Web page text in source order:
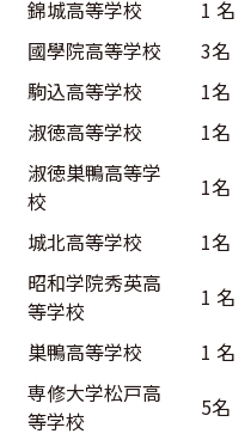
錦城高等学校
1 名
國學院高等学校
3名
駒込高等学校
1名
淑徳高等学校
1名
淑徳巣鴨高等学
校
1名
城北高等学校
1名
昭和学院秀英高
等学校
1 名
巣鴨高等学校
1 名
専修大学松戸高
等学校
5名